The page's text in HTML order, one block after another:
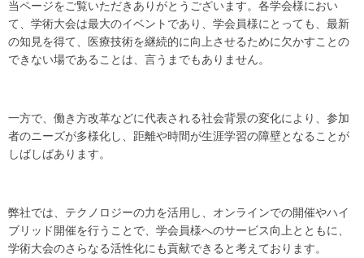
当ページをご覧いただきありがとうございます。各学会様におい
て、学術大会は最大のイベントであり、学会員様にとっても、最新
の知見を得て、医療技術を継続的に向上させるために欠かすことの
できない場であることは、言うまでもありません。
一方で、働き方改革などに代表される社会背景の変化により、参加
者のニーズが多様化し、距離や時間が生涯学習の障壁となることが
しばしばあります。
弊社では、テクノロジーの力を活用し、オンラインでの開催やハイ
ブリッド開催を行うことで、学会員様へのサービス向上とともに、
学術大会のさらなる活性化にも貢献できると考えております。